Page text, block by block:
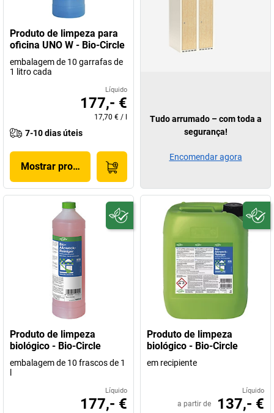
Produto de limpeza para
oficina UNO W - Bio-Circle
embalagem de 10 garrafas de
1 litro cada
Líquido
177,- €
17,70 € /
7-10 dias úteis
Mostrar produto
Produto de limpeza
biológico - Bio-Circle
embalagem de 10 frascos de 1
Líquido
177,- €
Produto de limpeza
biológico - Bio-Circle
em recipiente
Líquido
a partir de 137,- €
Tudo arrumado – com toda a
segurança!
Encomendar agora